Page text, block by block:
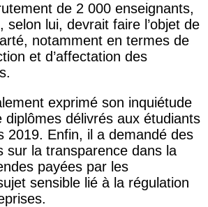
de 2 000 enseignants,
selon lui, devrait faire l’objet de
notamment en termes de
et d’affectation des
exprimé son inquiétude
diplômes délivrés aux étudiants
2019. Enfin, il a demandé des
sur la transparence dans la
payées par les
sensible lié à la régulation